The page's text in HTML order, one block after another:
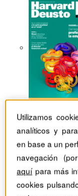
Utilizamos
analíticos y
en base a un
navegación
aquípara más
cookies